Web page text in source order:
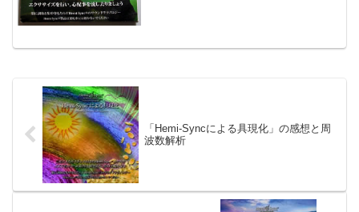
「Hemi-Syncによる具現化」の感想と周
波数解析